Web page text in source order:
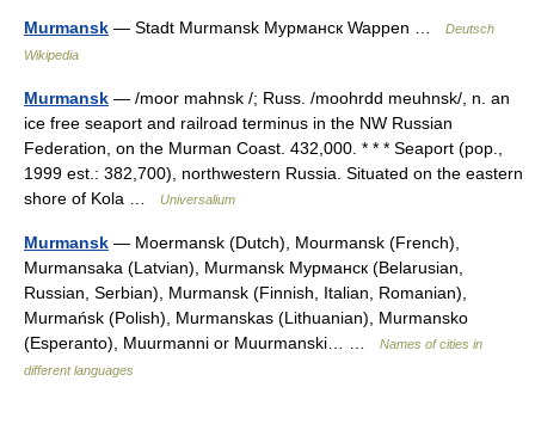
Murmansk — Stadt Murmansk Мурманск Wappen …
Deutsch
Wikipedia
Murmansk — /moor mahnsk /; Russ. /moohrdd meuhnsk/, n. an
ice free seaport and railroad terminus in the NW Russian
Federation, on the Murman Coast. 432,000. * * * Seaport (pop.,
1999 est.: 382,700), northwestern Russia. Situated on the eastern
shore of Kola …
Universalium
Murmansk — Moermansk (Dutch), Mourmansk (French),
Murmansaka (Latvian), Murmansk Мурманск (Belarusian,
Russian, Serbian), Murmansk (Finnish, Italian, Romanian),
Murmańsk (Polish), Murmanskas (Lithuanian), Murmansko
(Esperanto), Muurmanni or Muurmanski… …
Names of cities in
different languages